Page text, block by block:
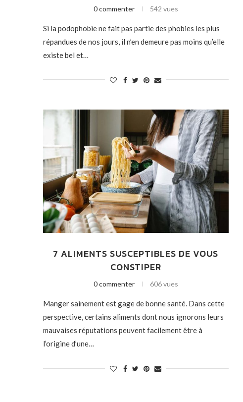
0 commenter 542 vues
Si la podophobie ne fait pas partie des phobies les plus
répandues de nos jours, il n’en demeure pas moins qu’elle
existe bel et…
7 ALIMENTS SUSCEPTIBLES DE VOUS
CONSTIPER
0 commenter 606 vues
Manger sainement est gage de bonne santé. Dans cette
perspective, certains aliments dont nous ignorons leurs
mauvaises réputations peuvent facilement être à
l’origine d’une…